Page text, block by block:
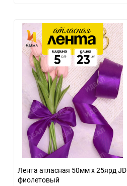
Лента атласная 50мм х 25ярд JD
фиолетовый